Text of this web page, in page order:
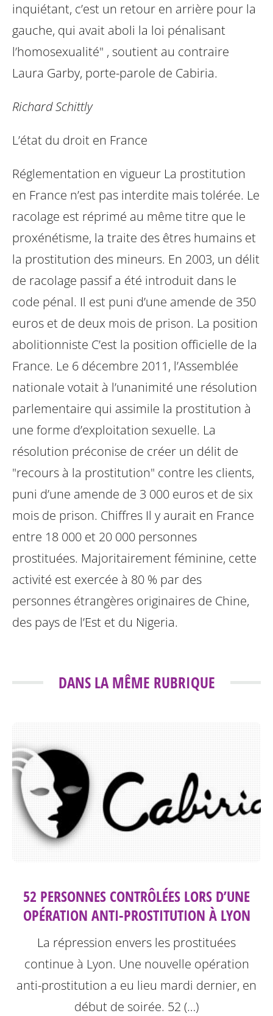
inquiétant, c’est un retour en arrière pour la
gauche, qui avait aboli la loi pénalisant
l’homosexualité" , soutient au contraire
Laura Garby, porte-parole de Cabiria.
Richard Schittly
L’état du droit en France
Réglementation en vigueur La prostitution
en France n’est pas interdite maistolérée. Le
racolage est réprimé au même titre que le
proxénétisme, la traite des êtres humains et
la prostitution des mineurs. En 2003, un délit
de racolage passif a été introduit dans le
code pénal. Il est puni d’une amende de 350
euros et de deux mois de prison. La position
abolitionniste C’est la position officielle de la
France. Le 6 décembre 2011, l’Assemblée
nationale votait à l’unanimité une résolution
parlementaire qui assimile la prostitution à
une forme d’exploitation sexuelle. La
résolution préconise de créer un délit de
"recours à la prostitution" contre les clients,
puni d’une amende de 3 000 euros et de six
mois de prison. Chiffres Il y aurait en France
entre 18 000 et 20 000 personnes
prostituées. Majoritairement féminine, cette
activité est exercée à 80 % par des
personnes étrangères originaires de Chine,
des pays de l’Est et du Nigeria.
DANS LA MÊME RUBRIQUE
52 PERSONNES CONTRÔLÉES LORS D’UNE
OPÉRATION ANTI-PROSTITUTION À LYON
La répression envers les prostituées
continue à Lyon. Une nouvelle opération
anti-prostitution a eu lieu mardi dernier, en
début de soirée. 52 (…)